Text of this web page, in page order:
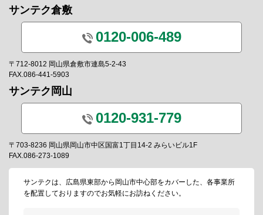
サンテク倉敷
0120-006-489
〒712-8012 岡山県倉敷市連島5-2-43
FAX.086-441-5903
サンテク岡山
0120-931-779
〒703-8236 岡山県岡山市中区国富1丁目14-2 みらいビル1F
FAX.086-273-1089
サンテクは、広島県東部から岡山市中心部をカバーした、各事業所
を配置しておりますのでお気軽にお訪ねください。